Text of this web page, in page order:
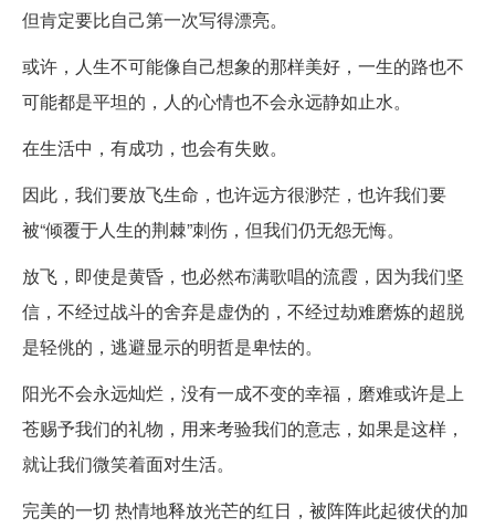
但肯定要比自己第一次写得漂亮。
或许，人生不可能像自己想象的那样美好，一生的路也不
可能都是平坦的，人的心情也不会永远静如止水。
在生活中，有成功，也会有失败。
因此，我们要放飞生命，也许远方很渺茫，也许我们要
被“倾覆于人生的荆棘”刺伤，但我们仍无怨无悔。
放飞，即使是黄昏，也必然布满歌唱的流霞，因为我们坚
信，不经过战斗的舍弃是虚伪的，不经过劫难磨炼的超脱
是轻佻的，逃避显示的明哲是卑怯的。
阳光不会永远灿烂，没有一成不变的幸福，磨难或许是上
苍赐予我们的礼物，用来考验我们的意志，如果是这样，
就让我们微笑着面对生活。
完美的一切 热情地释放光芒的红日，被阵阵此起彼伏的加